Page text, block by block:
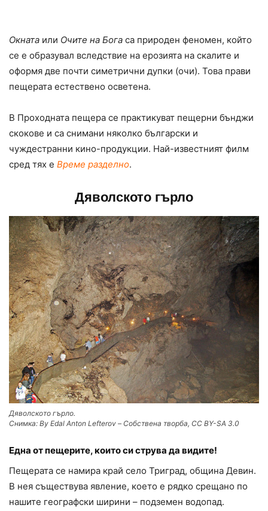
Окната или Очите на Бога са природен феномен, който
се е образувал вследствие на ерозията на скалите и
оформя две почти симетрични дупки (очи). Това прави
пещерата естествено осветена.
В Проходната пещера се практикуват пещерни бънджи
скокове и са снимани няколко български и
чуждестранни кино-продукции. Най-известният филм
сред тях е Време разделно.
Дяволското гърло
Дяволското гърло.
Снимка: By Edal Anton Lefterov – Собствена творба, CC BY-SA 3.0
Една от пещерите, които си струва да видите!
Пещерата се намира край село Триград, община Девин.
В нея съществува явление, което е рядко срещано по
нашите географски ширини – подземен водопад.